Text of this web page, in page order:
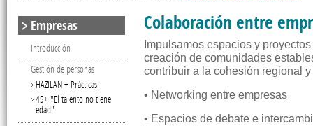
Colaboración entre
Impulsamos espacios y
creación de comunidades
contribuir a la cohesión regional
• Networking entre empresas
• Espacios de debate e
Empresas
Introducción
Gestión de personas
HAZILAN + Prácticas
45+ "El talento no tiene
edad"